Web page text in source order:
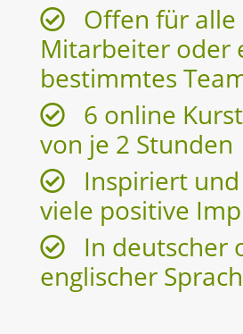
Offen für alle
Mitarbeiter oder
bestimmtes
6 online
von je 2 Stunden
Inspiriert
viele positive
In deutscher
englischer